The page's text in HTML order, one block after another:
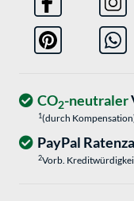
CO2-neutraler
1(durch
PayPal
2Vorb.